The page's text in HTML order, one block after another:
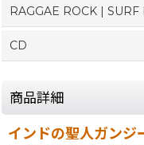
RAGGAE ROCK | SURF
CD
商品詳細
インドの聖人ガンジ